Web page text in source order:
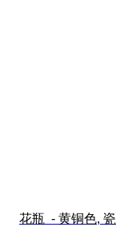
花瓶  - 黄铜色, 瓷